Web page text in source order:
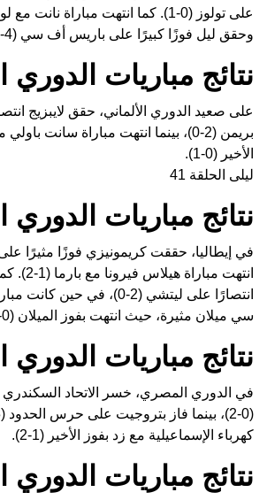
وحقق ليل فوزًا كبيرًا على باريس أف سي (4-2).
نتائج مباريات الدوري
على صعيد الدوري الألماني، حقق لايبزيج
بريمن (2-0)، بينما انتهت مباراة سانت
الأخير (0-1).
ليلى الحلقة 41
نتائج مباريات الدوري
انتهت
انتصارًا على ليتشي (2-0)، في
سي ميلان مثيرة، حيث انتهت بفوز الميلان (0-1).
نتائج مباريات
في الدوري المصري، خسر الاتحاد السكندري
كهرباء الإسماعيلية مع زد بفوز الأخير (1-2).
نتائج مباريات